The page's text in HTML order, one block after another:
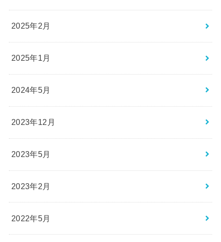
2025年2月
2025年1月
2024年5月
2023年12月
2023年5月
2023年2月
2022年5月